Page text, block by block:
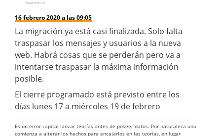
SuperAdmin
16 febrero 2020 a las 09:05
La migración ya está casi finalizada. Solo falta
traspasar los mensajes y usuarios a la nueva
web. Habrá cosas que se perderán pero va a
intentarse traspasar la máxima información
posible.
El cierre programado está previsto entre los
días lunes 17 a miércoles 19 de febrero
Es un error capital lanzar teorías antes de poseer datos. Por naturaleza uno
comienza a alterar los hechos para encajarlos en las teorías, en lugar